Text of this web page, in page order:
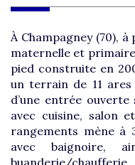
À Champagney (70),
maternelle et
pied construite en
un terrain de 11
d’une entrée
avec cuisine, salon
rangements mène à
avec baignoire,
buanderie/